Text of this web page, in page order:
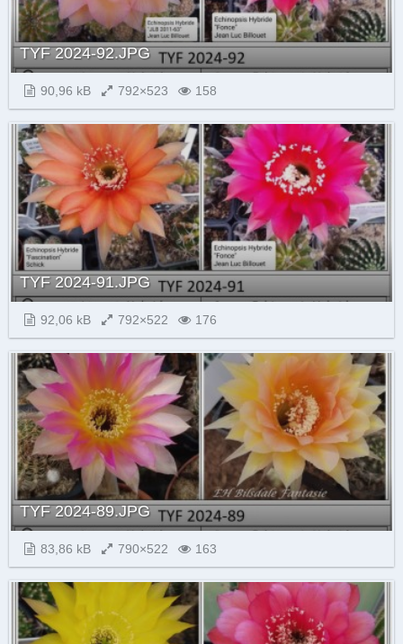
TYF 2024-92.JPG
90,96 kB 792×523 158
TYF 2024-91.JPG
92,06 kB 792×522 176
TYF 2024-89.JPG
83,86 kB 790×522 163